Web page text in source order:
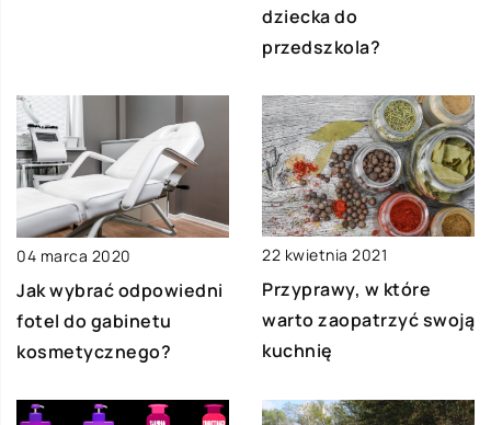
dziecka do
przedszkola?
04 marca 2020
Jak wybrać odpowiedni
fotel do gabinetu
kosmetycznego?
22 kwietnia 2021
Przyprawy, w które
warto zaopatrzyć swoją
kuchnię